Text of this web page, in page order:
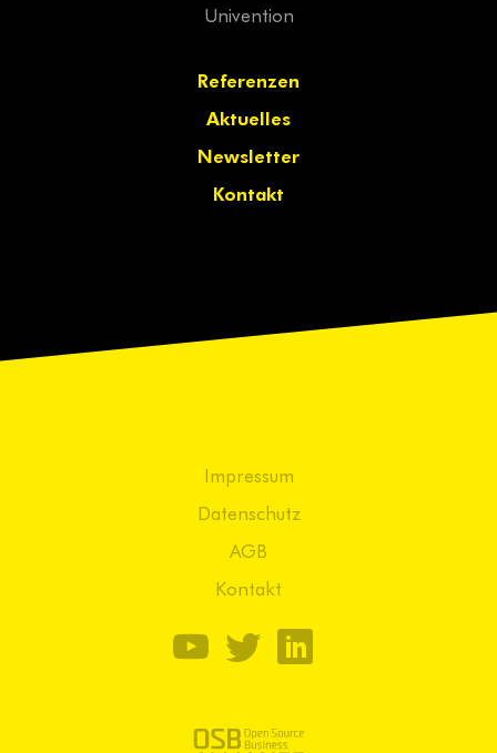
Univention
Referenzen
Aktuelles
Newsletter
Kontakt
Impressum
Datenschutz
AGB
Kontakt